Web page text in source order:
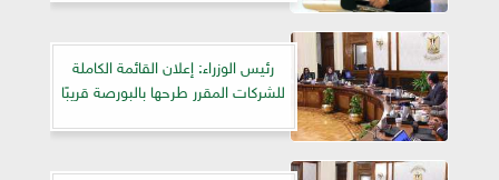
رئيس الوزراء: إعلان القائمة الكاملة
للشركات المقرر طرحها بالبورصة قريبًا